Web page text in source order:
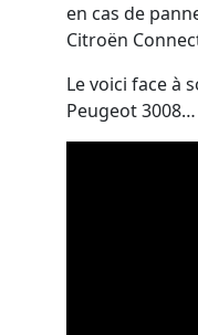
en cas de
Citroën
Le voici face à
Peugeot 3008…